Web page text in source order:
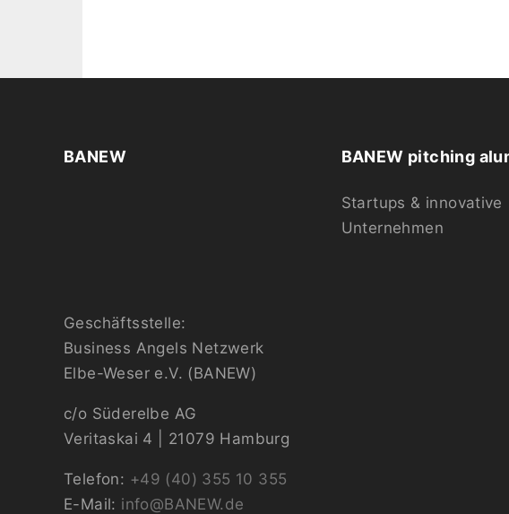
BANEW
Geschäftsstelle:
Business Angels Netzwerk
Elbe-Weser e.V. (BANEW)
c/o Süderelbe AG
Veritaskai 4 | 21079 Hamburg
Telefon: +49 (40) 355 10 355
E-Mail: info@BANEW.de
BANEW pitching
Startups & innovative
Unternehmen